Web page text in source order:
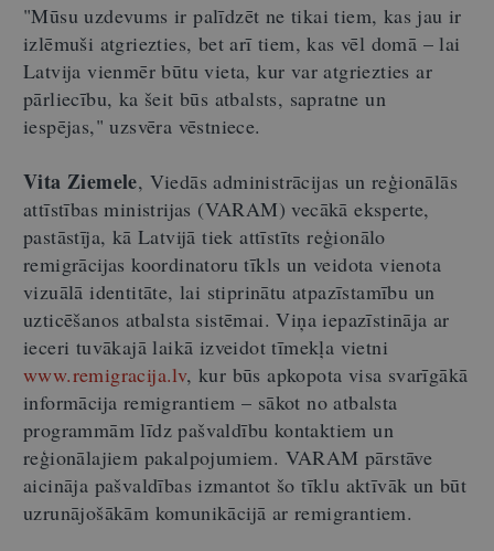
"Mūsu uzdevums ir palīdzēt ne tikai tiem, kas jau ir
izlēmuši atgriezties, bet arī tiem, kas vēl domā – lai
Latvija vienmēr būtu vieta, kur var atgriezties ar
pārliecību, ka šeit būs atbalsts, sapratne un
iespējas," uzsvēra vēstniece.
Vita Ziemele, Viedās administrācijas un reģionālās
attīstības ministrijas (VARAM) vecākā eksperte,
pastāstīja, kā Latvijā tiek attīstīts reģionālo
remigrācijas koordinatoru tīkls un veidota vienota
vizuālā identitāte, lai stiprinātu atpazīstamību un
uzticēšanos atbalsta sistēmai. Viņa iepazīstināja ar
ieceri tuvākajā laikā izveidot tīmekļa vietni
www.remigracija.lv, kur būs apkopota visa svarīgākā
informācija remigrantiem – sākot no atbalsta
programmām līdz pašvaldību kontaktiem un
reģionālajiem pakalpojumiem. VARAM pārstāve
aicināja pašvaldības izmantot šo tīklu aktīvāk un būt
uzrunājošākām komunikācijā ar remigrantiem.